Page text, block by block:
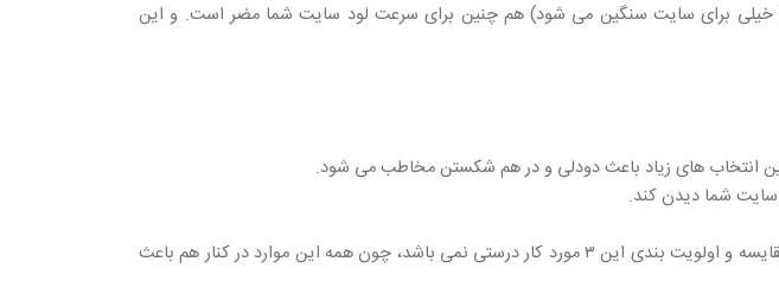
خیلی برای سایت سنگین می شود) هم چنین برای سرعت لود سایت شما مضر است. و این
انتخاب های زیاد باعث دودلی و در هم شکستن مخاطب می شود.
شما دیدن کند.
خوب شما باید ui , ux و seo درست و خوبی داشته باشید. مقایسه و اولویت بندی این ۳ مورد کار درستی نمی باشد، چون همه این موارد در کنار هم باعث